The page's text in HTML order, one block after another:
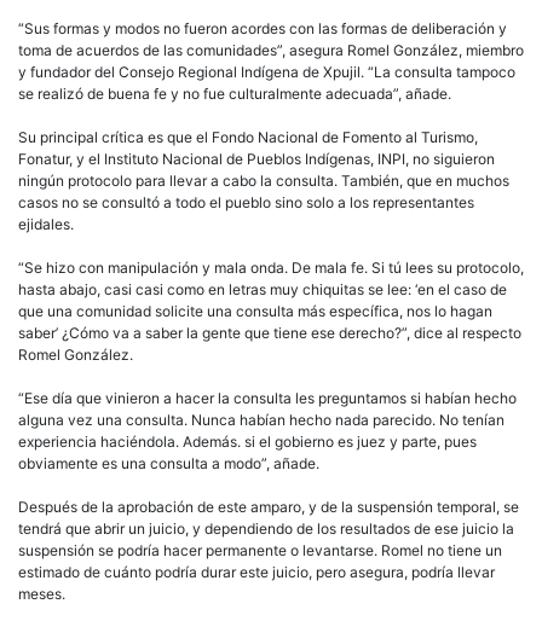
“Sus formas y modos no fueron acordes con las formas de deliberación y
toma de acuerdos de las comunidades”, asegura Romel González, miembro
y fundador del Consejo Regional Indígena de Xpujil. “La consulta tampoco
se realizó de buena fe y no fue culturalmente adecuada”, añade.
Su principal crítica es que el Fondo Nacional de Fomento al Turismo,
Fonatur, y el Instituto Nacional de Pueblos Indígenas, INPI, no siguieron
ningún protocolo para llevar a cabo la consulta. También, que en muchos
casos no se consultó a todo el pueblo sino solo a los representantes
ejidales.
“Se hizo con manipulación y mala onda. De mala fe. Si tú lees su protocolo,
hasta abajo, casi casi como en letras muy chiquitas se lee: ‘en el caso de
que una comunidad solicite una consulta más específica, nos lo hagan
saber’ ¿Cómo va a saber la gente que tiene ese derecho?”, dice al respecto
Romel González.
“Ese día que vinieron a hacer la consulta les preguntamos si habían hecho
alguna vez una consulta. Nunca habían hecho nada parecido. No tenían
experiencia haciéndola. Además. si el gobierno es juez y parte, pues
obviamente es una consulta a modo”, añade.
Después de la aprobación de este amparo, y de la suspensión temporal, se
tendrá que abrir un juicio, y dependiendo de los resultados de ese juicio la
suspensión se podría hacer permanente o levantarse. Romel no tiene un
estimado de cuánto podría durar este juicio, pero asegura, podría llevar
meses.